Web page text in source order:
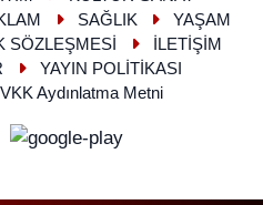
SAĞLIK
YAŞAM
SÖZLEŞMESİ
İLETİŞİM
YAYIN POLİTİKASI
Aydınlatma Metni